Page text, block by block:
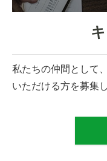
私たちの仲間として
いただける方を募集